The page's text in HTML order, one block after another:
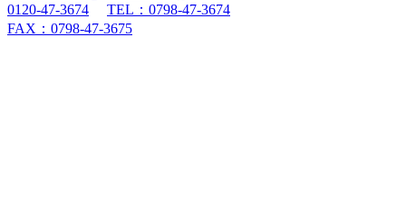
0120-47-3674
TEL：0798-47-3674
FAX：0798-47-3675